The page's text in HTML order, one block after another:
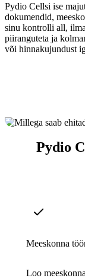
Pydio Cellsi ise
dokumendid,
sinu kontrolli all,
piiranguteta ja
või hinnakujundust
Pydio
Meeskonna
Loo